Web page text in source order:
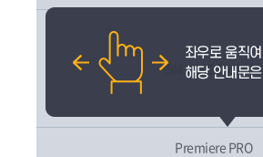
IBM SPSS Statistics
Premiere PRO